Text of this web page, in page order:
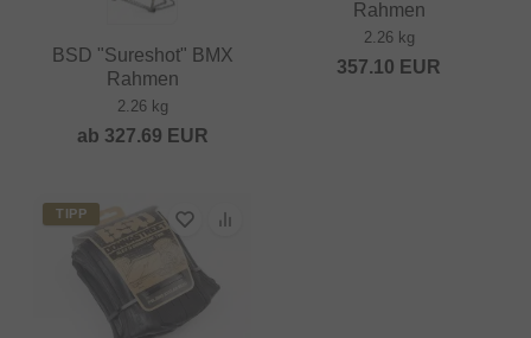
BSD "Sureshot" BMX
Rahmen
2.26 kg
ab 327.69 EUR
Rahmen
2.26 kg
357.10 EUR
TIPP